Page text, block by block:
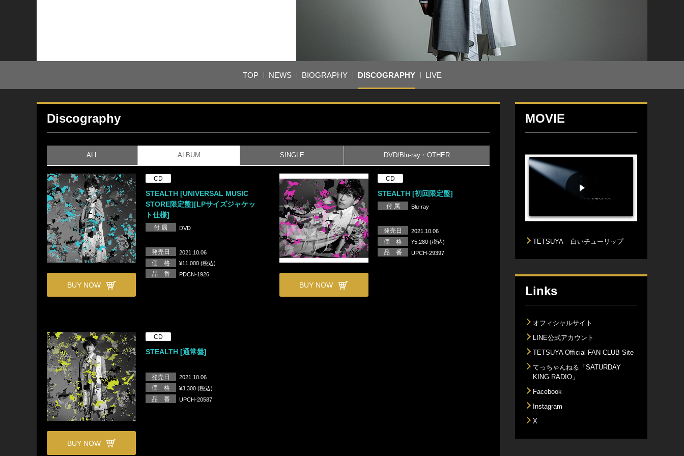
TOP NEWS BIOGRAPHY DISCOGRAPHY LIVE
Discography
ALL ALBUM SINGLE DVD/Blu-ray・OTHER
BUY NOW
CD
STEALTH [UNIVERSAL MUSIC
STORE限定盤][LPサイズジャケッ
ト仕様]
付 属 DVD
発売日 2021.10.06
価 格 ¥11,000 (税込)
品 番 PDCN-1926
BUY NOW
CD
STEALTH [初回限定盤]
付 属 Blu-ray
発売日 2021.10.06
価 格 ¥5,280 (税込)
品 番 UPCH-29397
BUY NOW
CD
STEALTH [通常盤]
発売日 2021.10.06
価 格 ¥3,300 (税込)
品 番 UPCH-20587
MOVIE
TETSUYA – 白いチューリップ
Links
オフィシャルサイト
LINE公式アカウント
TETSUYA Official FAN CLUB Site
てっちゃんねる「SATURDAY
KING RADIO」
Facebook
Instagram
X